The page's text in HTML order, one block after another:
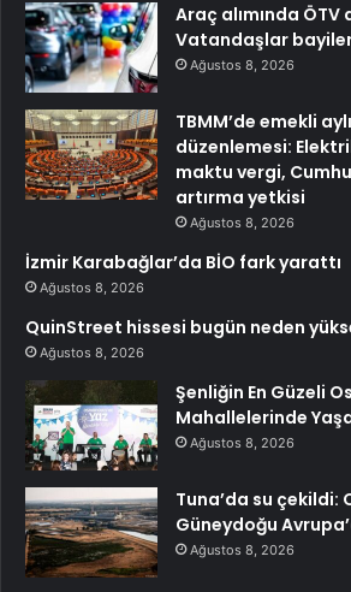
Araç alımında ÖTV
Vatandaşlar
Ağustos 8, 2026
TBMM’de emekli
düzenlemesi:
maktu vergi,
artırma yetkisi
Ağustos 8, 2026
İzmir Karabağlar’da BİO fark yarattı
Ağustos 8, 2026
QuinStreet hissesi bugün neden
Ağustos 8, 2026
Şenliğin En Güzeli
Mahallelerinde
Ağustos 8, 2026
Tuna’da su çekildi:
Güneydoğu
Ağustos 8, 2026